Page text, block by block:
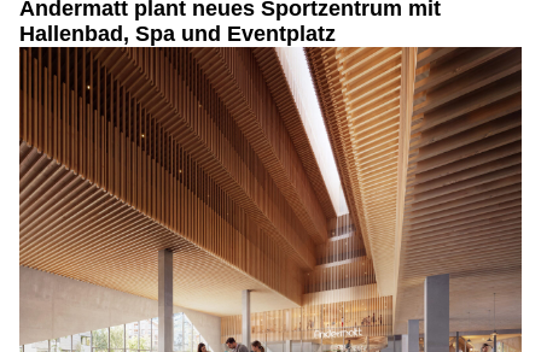
Andermatt plant neues Sportzentrum mit
Hallenbad, Spa und Eventplatz